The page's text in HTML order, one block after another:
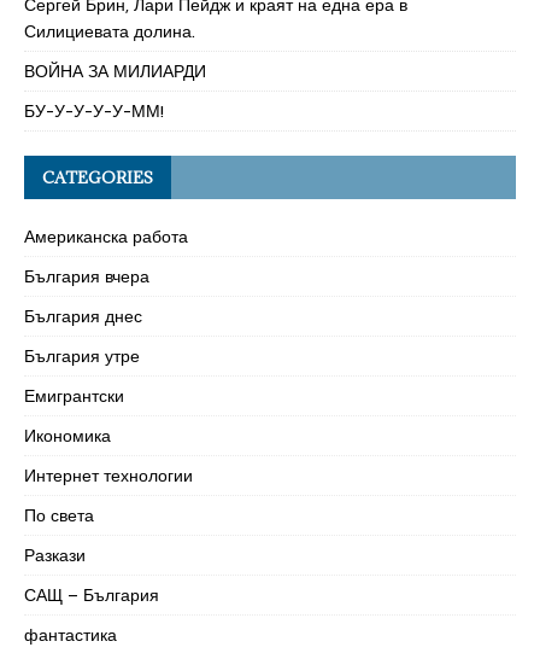
Силициевата долина.
ВОЙНА ЗА МИЛИАРДИ
БУ-У-У-У-У-ММ!
CATEGORIES
Американска работа
България вчера
България днес
България утре
Емигрантски
Икономика
Интернет технологии
По света
Разкази
САЩ – България
фантастика